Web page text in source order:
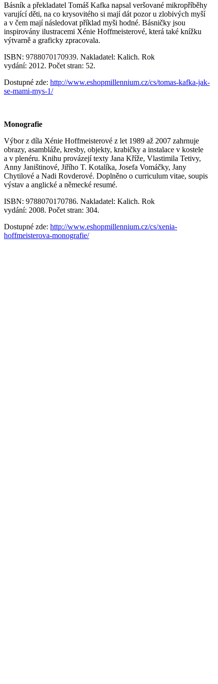
Básník a překladatel Tomáš Kafka napsal veršované mikropříběhy
varující děti, na co krysovitého si mají dát pozor u zlobivých myší
a v čem mají následovat příklad myši hodné. Básničky jsou
inspirovány ilustracemi Xénie Hoffmeisterové, která také knížku
výtvarně a graficky zpracovala.
ISBN: 9788070170939. Nakladatel: Kalich. Rok
vydání: 2012. Počet stran: 52.
Dostupné zde: http://www.eshopmillennium.cz/cs/tomas-kafka-jak-
se-mami-mys-1/
Monografie
Výbor z díla Xénie Hoffmeisterové z let 1989 až 2007 zahrnuje
obrazy, asambláže, kresby, objekty, krabičky a instalace v kostele
a v plenéru. Knihu provázejí texty Jana Kříže, Vlastimila Tetivy,
Anny Janištinové, Jiřího T. Kotalíka, Josefa Vomáčky, Jany
Chytilové a Nadi Rovderové. Doplněno o curriculum vitae, soupis
výstav a anglické a německé resumé.
ISBN: 9788070170786. Nakladatel: Kalich. Rok
vydání: 2008. Počet stran: 304.
Dostupné zde: http://www.eshopmillennium.cz/cs/xenia-
hoffmeisterova-monografie/